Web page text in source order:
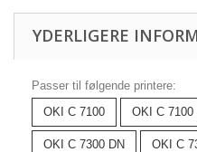
YDERLIGERE
Passer til følgende printere:
OKI C 7100
OKI C 7100
OKI C 7300 DN OKI C